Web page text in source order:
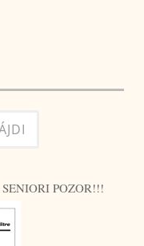
POZOR!!!